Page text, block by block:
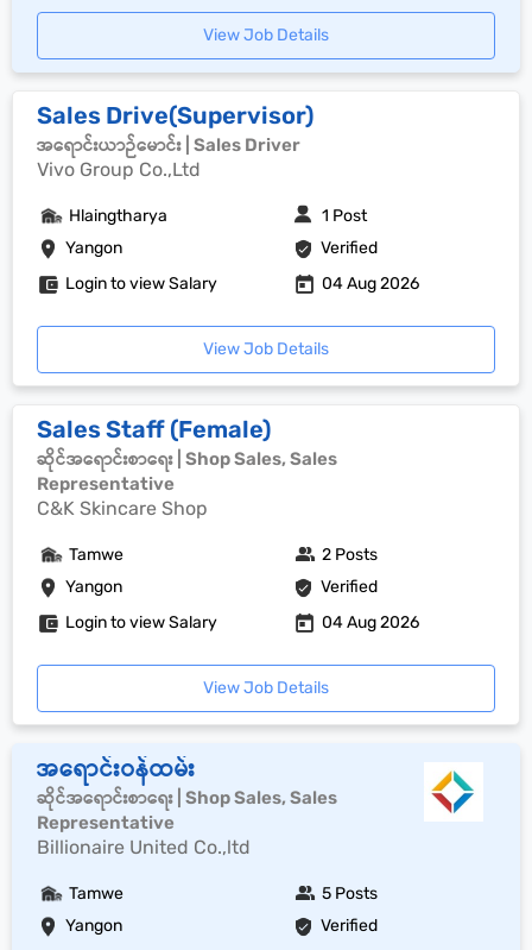
View Job Details
Sales Drive(Supervisor)
အရောင်းယာဉ်မောင်း | Sales Driver
Vivo Group Co.,Ltd
Yangon Verified
Hlaingtharya 1 Post
Login to view Salary 04 Aug 2026
View Job Details
Sales Staff (Female)
ဆိုင်အရောင်းစာရေး | Shop Sales, Sales
Representative
C&K Skincare Shop
Yangon Verified
Tamwe 2 Posts
Login to view Salary 04 Aug 2026
View Job Details
အရောင်းဝန်ထမ်း
ဆိုင်အရောင်းစာရေး | Shop Sales, Sales
Representative
Billionaire United Co.,ltd
Yangon Verified
Tamwe 5 Posts